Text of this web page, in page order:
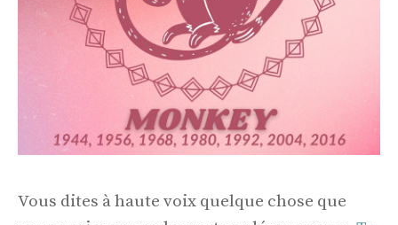
Vous dites à haute voix quelque chose que